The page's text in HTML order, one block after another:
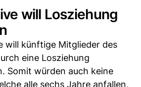
will Losziehung
will künftige Mitglieder des
eine Losziehung
Somit würden auch keine
alle sechs Jahre anfallen,